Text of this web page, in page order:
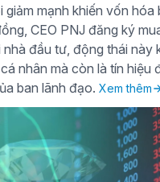
giảm mạnh khiến vốn hóa
CEO PNJ đăng ký
nhà đầu tư, động thái này
nhân mà còn là tín hiệu
ban lãnh đạo. Xem thêm